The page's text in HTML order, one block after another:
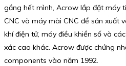
gắng hết mình, Acrow lắp đặt máy
CNC và máy mài CNC để sản xuất
khí điện tử, máy điều khiển số và
xác cao khác. Acrow được chứng
components vào năm 1992.